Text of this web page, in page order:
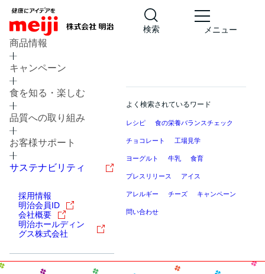
検索 メニュー
商品情報
キャンペーン
食を知る・楽しむ
品質への取り組み
お客様サポート
サステナビリティ
採用情報
明治会員ID
会社概要
明治ホールディン
グス株式会社
よく検索されているワード
レシピ 食の栄養バランスチェック
チョコレート 工場見学
ヨーグルト 牛乳 食育
プレスリリース アイス
アレルギー チーズ キャンペーン
問い合わせ